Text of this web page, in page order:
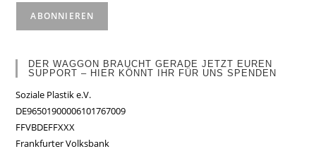
DER WAGGON BRAUCHT GERADE JETZT EUREN
SUPPORT – HIER KÖNNT IHR FÜR UNS SPENDEN
Soziale Plastik e.V.
DE96501900006101767009
FFVBDEFFXXX
Frankfurter Volksbank